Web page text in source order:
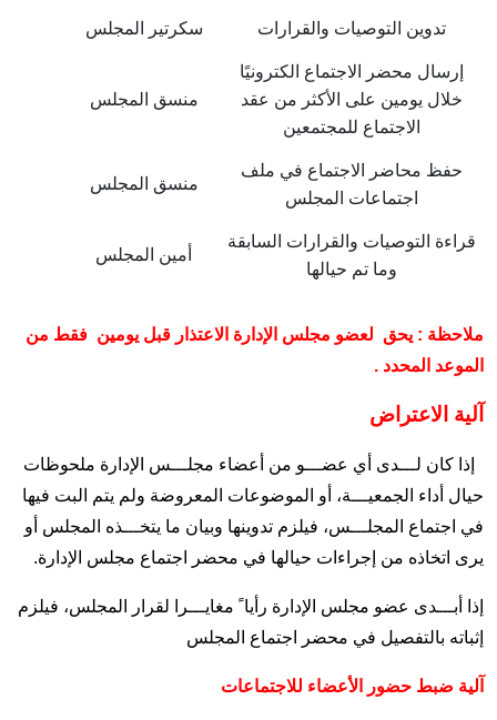
تدوين التوصيات والقرارات سكرتير المجلس
إرسال محضر الاجتماع الكترونيًا
خلال يومين على الأكثر من عقد
الاجتماع للمجتمعين
منسق المجلس
حفظ محاضر الاجتماع في ملف
اجتماعات المجلس
منسق المجلس
قراءة التوصيات والقرارات السابقة
وما تم حيالها
أمين المجلس
ملاحظة : يحق لعضو مجلس الإدارة الاعتذار قبل يومين فقط من
الموعد المحدد .
آلية الاعتراض
إذا كان لـــدى أي عضـــو من أعضاء مجلـــس الإدارة ملحوظات
حيال أداء الجمعيـــة، أو الموضوعات المعروضة ولم يتم البت فيها
في اجتماع المجلـــس، فيلزم تدوينها وبيان ما يتخـــذه المجلس أو
يرى اتخاذه من إجراءات حيالها في محضر اجتماع مجلس الإدارة.
إذا أبـــدى عضو مجلس الإدارة رأيا ً مغايـــرا لقرار المجلس، فيلزم
إثباته بالتفصيل في محضر اجتماع المجلس
آلية ضبط حضور الأعضاء للاجتماعات